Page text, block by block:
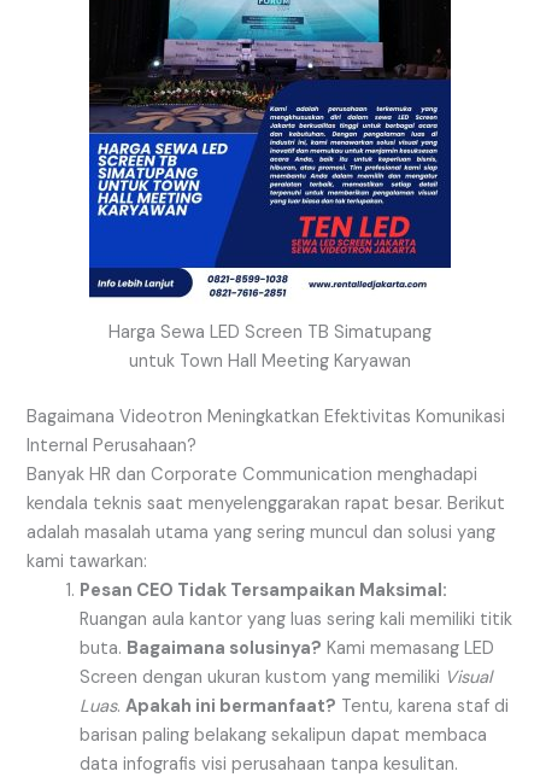
Harga Sewa LED Screen TB Simatupang
untuk Town Hall Meeting Karyawan
Bagaimana Videotron Meningkatkan Efektivitas Komunikasi
Internal Perusahaan?
Banyak HR dan Corporate Communication menghadapi
kendala teknis saat menyelenggarakan rapat besar. Berikut
adalah masalah utama yang sering muncul dan solusi yang
kami tawarkan:
Pesan CEO Tidak Tersampaikan Maksimal:
Ruangan aula kantor yang luas sering kali memiliki titik
buta. Bagaimana solusinya? Kami memasang LED
Screen dengan ukuran kustom yang memiliki Visual
Luas.Apakah ini bermanfaat? Tentu, karena staf di
barisan paling belakang sekalipun dapat membaca
data infografis visi perusahaan tanpa kesulitan.